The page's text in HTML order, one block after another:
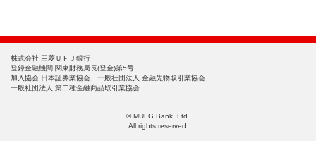
株式会社 三菱ＵＦＪ銀行
登録金融機関 関東財務局長(登金)第5号
加入協会 日本証券業協会、一般社団法人 金融先物取引業協会、
一般社団法人 第二種金融商品取引業協会
© MUFG Bank, Ltd.
All rights reserved.